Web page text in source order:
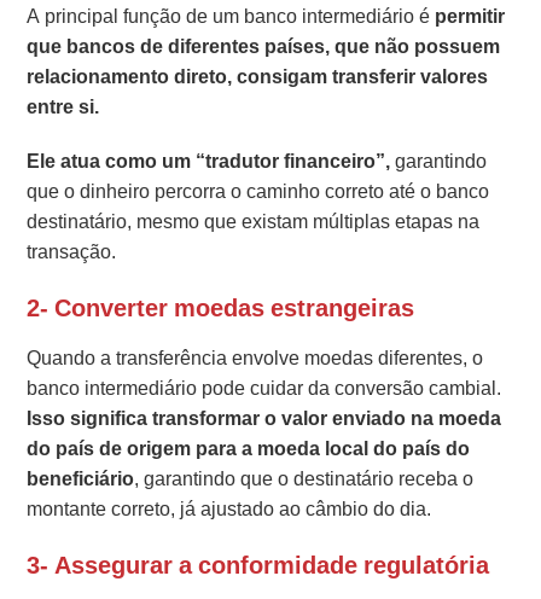
A principal função de um banco intermediário é permitir
que bancos de diferentes países, que não possuem
relacionamento direto, consigam transferir valores
entre si.
Ele atua como um “tradutor financeiro”,garantindo
que o dinheiro percorra o caminho correto até o banco
destinatário, mesmo que existam múltiplas etapas na
transação.
2- Converter moedas estrangeiras
Quando a transferência envolve moedas diferentes, o
banco intermediário pode cuidar da conversão cambial.
Isso significa transformar o valor enviado na moeda
do país de origem para a moeda local do país do
beneficiário, garantindo que o destinatário receba o
montante correto, já ajustado ao câmbio do dia.
3- Assegurar a conformidade regulatória